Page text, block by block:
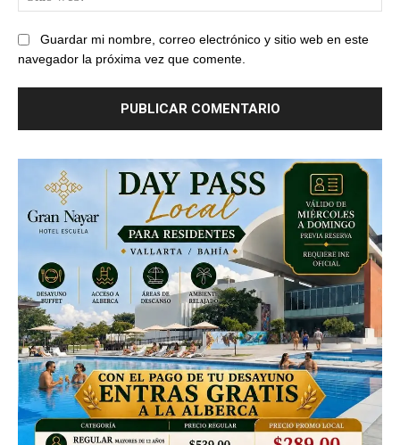
Guardar mi nombre, correo electrónico y sitio web en este
navegador la próxima vez que comente.